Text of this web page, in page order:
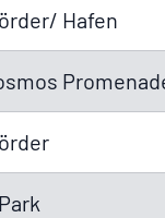
Hafen